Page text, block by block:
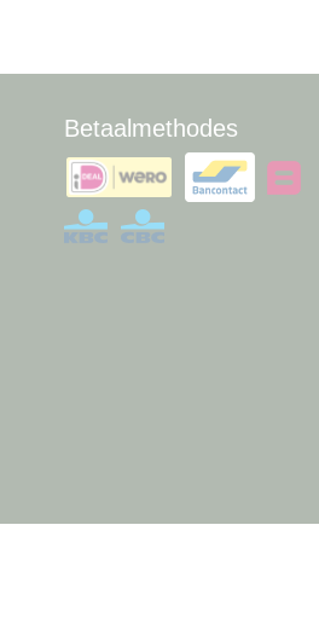
Betaalmethodes